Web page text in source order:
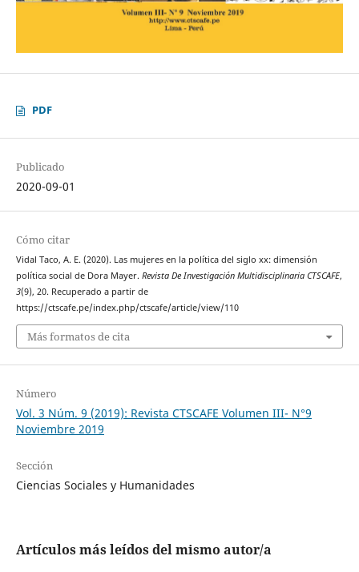
PDF
Publicado
2020-09-01
Cómo citar
Vidal Taco, A. E. (2020). Las mujeres en la política del siglo xx: dimensión
política social de Dora Mayer. Revista De Investigación Multidisciplinaria CTSCAFE,
3(9), 20. Recuperado a partir de
https://ctscafe.pe/index.php/ctscafe/article/view/110
Más formatos de cita
Número
Vol. 3 Núm. 9 (2019): Revista CTSCAFE Volumen III- N°9
Noviembre 2019
Sección
Ciencias Sociales y Humanidades
Artículos más leídos del mismo autor/a